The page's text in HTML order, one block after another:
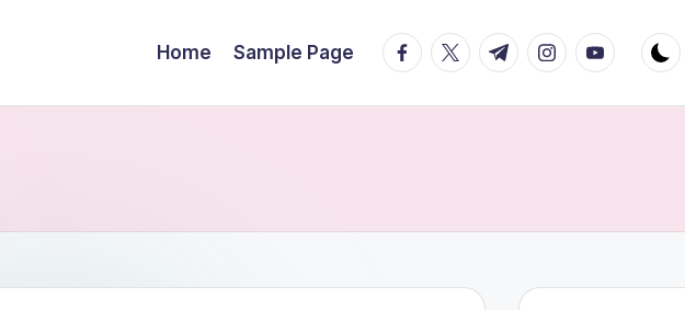
Home Sample Page facebook.com
twitter.com
t.me instagram.com
youtube.com